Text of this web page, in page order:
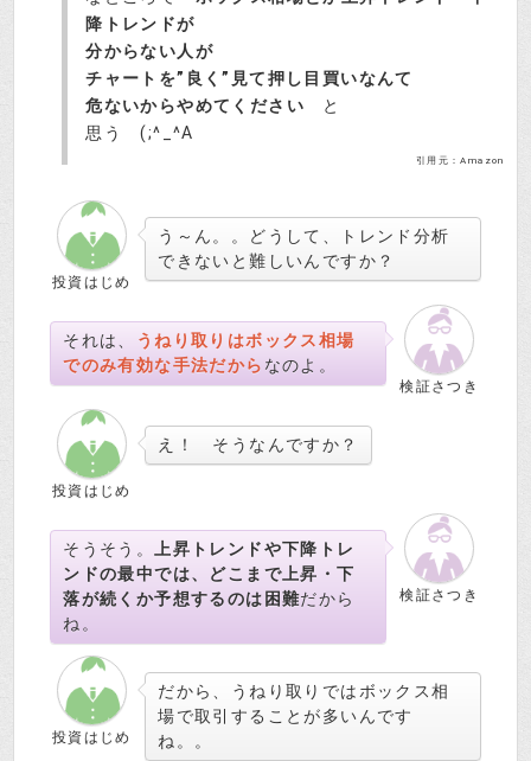
降トレンドが
分からない人が
チャートを”良く”見て押し目買いなんて
危ないからやめてください と
思う (;^_^A
引用元：Amazon
投資はじめ
う～ん。。どうして、トレンド分析
できないと難しいんですか？
検証さつき
それは、
うねり取りはボックス相場
でのみ有効な手法だから なのよ。
投資はじめ
え！ そうなんですか？
検証さつき
そうそう。
上昇トレンドや下降トレ
ンドの最中では、どこまで上昇・下
落が続くか予想するのは困難だから
ね。
投資はじめ
だから、うねり取りではボックス相
場で取引することが多いんです
ね。。